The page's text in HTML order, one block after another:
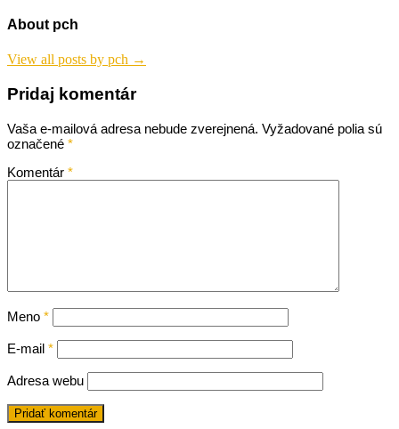
článku
About pch
View all posts by pch →
Pridaj komentár
Vaša e-mailová adresa nebude zverejnená. Vyžadované polia sú
označené *
Komentár *
Meno *
E-mail *
Adresa webu